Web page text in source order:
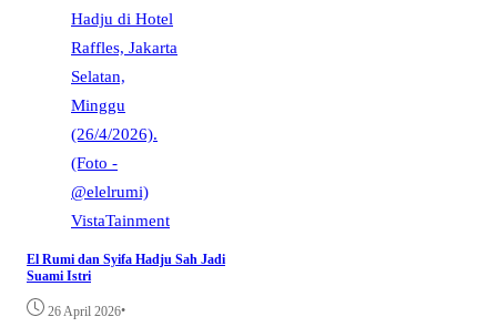
VistaTainment
El Rumi dan Syifa Hadju Sah Jadi
Suami Istri
26 April 2026•